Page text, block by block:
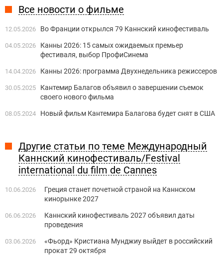
Все новости о фильме
12.05.2026 Во Франции открылся 79 Каннский кинофестиваль
04.05.2026
Канны 2026: 15 самых ожидаемых премьер
фестиваля, выбор ПрофиСинема
14.04.2026 Канны 2026: программа Двухнедельника режиссеров
30.05.2025
Кантемир Балагов объявил о завершении съемок
своего нового фильма
08.05.2024 Новый фильм Кантемира Балагова будет снят в США
Другие статьи по теме Международный
Каннский кинофестиваль/Festival
international du film de Cannes
10.06.2026
Греция станет ​​почетной страной на Каннском
кинорынке 2027
06.06.2026
Каннский кинофестиваль 2027 объявил даты
проведения
03.06.2026
«Фьорд» Кристиана Мунджиу выйдет в российский
прокат 29 октября